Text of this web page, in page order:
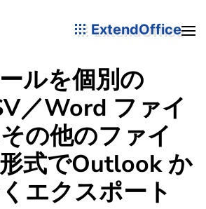
ExtendOffice
ルを個別の
／Word ファイ
の他のファイ
式でOutlook か
エクスポート